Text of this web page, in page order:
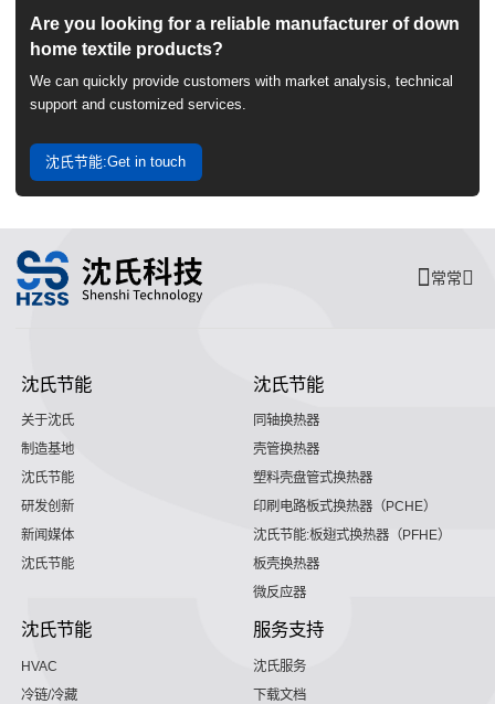
Are you looking for a reliable manufacturer of down
home textile products?
We can quickly provide customers with market analysis, technical
support and customized services.
沈氏节能:Get in touch
常常
沈氏节能
关于沈氏
制造基地
沈氏节能
研发创新
新闻媒体
沈氏节能
沈氏节能
同轴换热器
壳管换热器
塑料壳盘管式换热器
印刷电路板式换热器（PCHE）
沈氏节能:板翅式换热器（PFHE）
板壳换热器
微反应器
沈氏节能
HVAC
冷链/冷藏
服务支持
沈氏服务
下载文档